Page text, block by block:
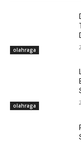
olahraga
olahraga